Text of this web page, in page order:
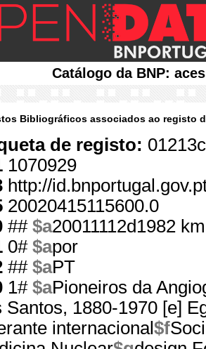
Catálogo da BNP:
Bibliográficos associados ao registo
de registo:
1070929
http://
20020415115600.0
## $a20011112d1982
0# $apor
## $aPT
1# $aPioneiros da
Santos, 1880-1970 [e]
internacional$f